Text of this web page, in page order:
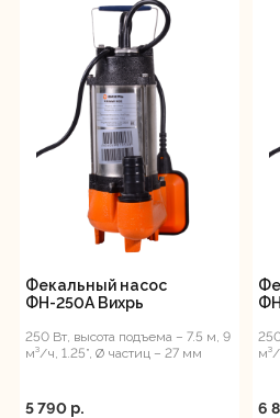
ОБОРУДОВАНИЕ
Фекальный насос
ФН-250А Вихрь
250 Вт, высота подъема – 7.5 м, 9
м³/ч, 1.25”, Ø частиц – 27 мм
5 790 p.
м³/
6
подъема
10
Регистрация